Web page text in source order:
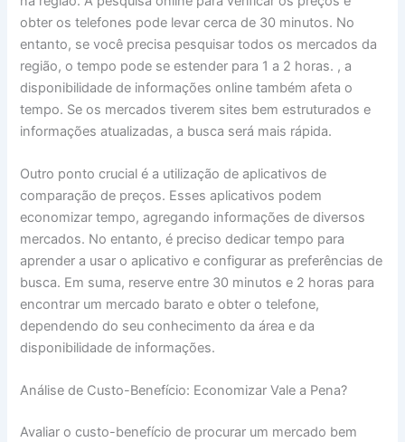
obter os telefones pode levar cerca de 30 minutos. No
entanto, se você precisa pesquisar todos os mercados da
região, o tempo pode se estender para 1 a 2 horas. , a
disponibilidade de informações online também afeta o
tempo. Se os mercados tiverem sites bem estruturados e
informações atualizadas, a busca será mais rápida.
Outro ponto crucial é a utilização de aplicativos de
comparação de preços. Esses aplicativos podem
economizar tempo, agregando informações de diversos
mercados. No entanto, é preciso dedicar tempo para
aprender a usar o aplicativo e configurar as preferências de
busca. Em suma, reserve entre 30 minutos e 2 horas para
encontrar um mercado barato e obter o telefone,
dependendo do seu conhecimento da área e da
disponibilidade de informações.
Análise de Custo-Benefício: Economizar Vale a Pena?
Avaliar o custo-benefício de procurar um mercado bem